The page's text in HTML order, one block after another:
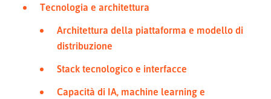
Tecnologia e architettura
Architettura della piattaforma e modello di
distribuzione
Stack tecnologico e interfacce
Capacità di IA, machine learning e